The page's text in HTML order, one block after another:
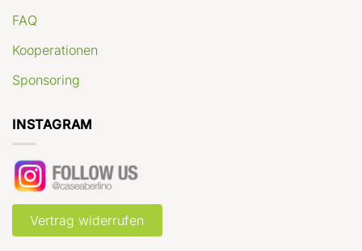
FAQ
Kooperationen
Sponsoring
INSTAGRAM
Vertrag widerrufen